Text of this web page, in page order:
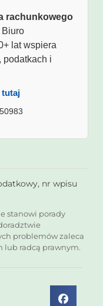
rachunkowego
Biuro
lat wspiera
podatkach i
nr wpisu
stanowi porady
problemów zaleca
lub radcą prawnym.